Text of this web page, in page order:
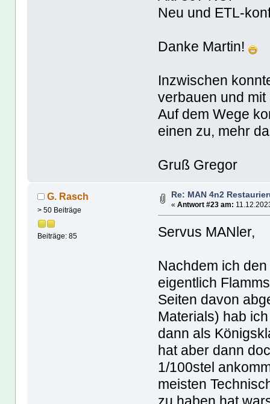
Neu und ETL-
Danke Martin!
Inzwischen
verbauen und
Auf dem Wege
einen zu, mehr
Gruß Gregor
G. Rasch
> 50 Beiträge
Beiträge: 85
Re: MAN 4n2
« Antwort #23 am:
Servus MANler,
Nachdem ich
eigentlich
Seiten davon
Materials) hab
dann als
hat aber dann
1/100stel
meisten